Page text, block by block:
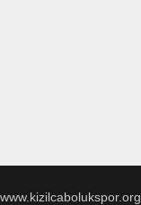
www.kizilcabolukspor.org